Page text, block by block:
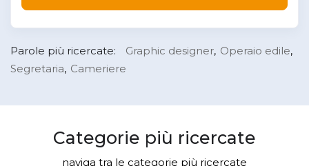
Parole più ricercate: Graphic designer Operaio edile
Segretaria Cameriere
Categorie più ricercate
naviga tra le categorie più ricercate